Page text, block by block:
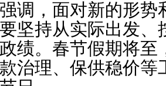
调，面对新的形
坚持从实际出发
绩。春节假期将
治理、保供稳价